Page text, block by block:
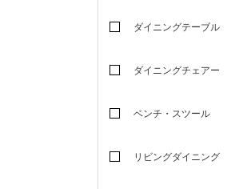
ダイニングテーブル
ダイニングチェアー
ベンチ・スツール
リビングダイニング